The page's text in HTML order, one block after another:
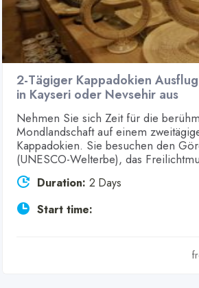
2-Tägiger Kappadokien
in Kayseri oder Nevsehir aus
Nehmen Sie sich Zeit für die
Mondlandschaft auf einem
Kappadokien. Sie besuchen den
(UNESCO-Welterbe), das
Duration: 2 Days
Start time: